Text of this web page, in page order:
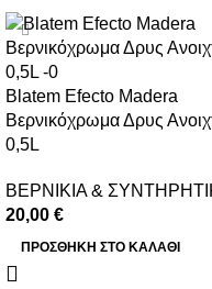
Blatem Efecto Madera
Βερνικόχρωμα Δρυς
0,5L
ΒΕΡΝΙΚΙΑ &
20,00 €
ΠΡΟΣΘΉΚΗ ΣΤΟ ΚΑΛΆΘΙ